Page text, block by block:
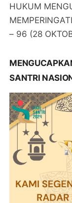
HUKUM
– 96 (28
SANTRI